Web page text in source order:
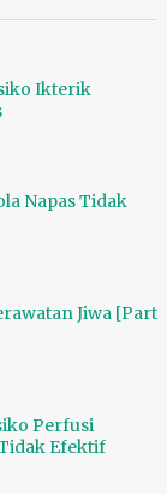
Ikterik
Napas Tidak
Jiwa [Part
Perfusi
Efektif